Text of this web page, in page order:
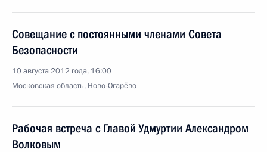
Совещание с постоянными членами Совета
Безопасности
10 августа 2012 года, 16:00
Московская область, Ново-Огарёво
Рабочая встреча с Главой Удмуртии Александром
Волковым